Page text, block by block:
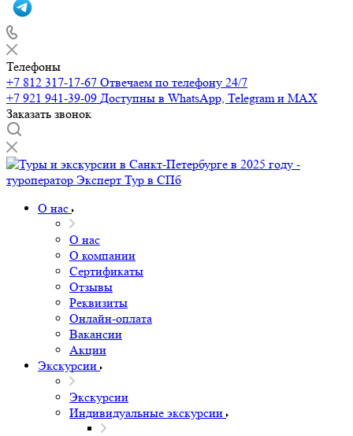
Телефоны
+7 812 317-17-67 Отвечаем по телефону 24/7
+7 921 941-39-09 Доступны в WhatsApp, Telegram и MAX
Заказать звонок
О нас
О нас
О компании
Сертификаты
Отзывы
Реквизиты
Онлайн-оплата
Вакансии
Акции
Экскурсии
Экскурсии
Индивидуальные экскурсии